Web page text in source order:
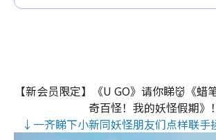
【新会员限定】《U GO》请你睇👹《蜡
奇百怪！我的妖怪假期》！
↓一齐睇下小新同妖怪朋友们点样联手